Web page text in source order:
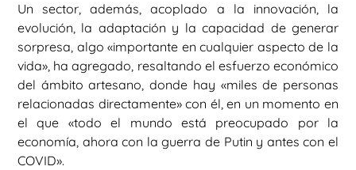
Un sector, además, acoplado a la innovación, la
evolución, la adaptación y la capacidad de generar
sorpresa, algo «importante en cualquier aspecto de la
vida», ha agregado, resaltando el esfuerzo económico
del ámbito artesano, donde hay «miles de personas
relacionadas directamente» con él, en un momento en
el que «todo el mundo está preocupado por la
economía, ahora con la guerra de Putin y antes con el
COVID».